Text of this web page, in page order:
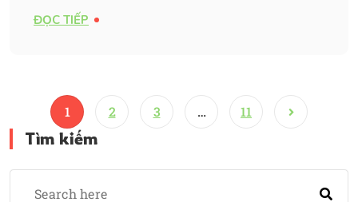
ĐỌC TIẾP
1 2 3 … 11
Tìm kiếm